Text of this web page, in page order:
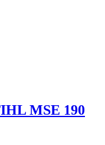
MSE 190